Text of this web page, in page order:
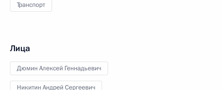
Транспорт
Лица
Дюмин Алексей Геннадьевич
Никитин Андрей Сергеевич